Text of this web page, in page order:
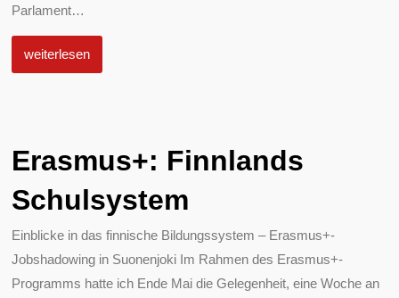
Parlament…
weiterlesen
Erasmus+: Finnlands
Schulsystem
Einblicke in das finnische Bildungssystem – Erasmus+-
Jobshadowing in Suonenjoki Im Rahmen des Erasmus+-
Programms hatte ich Ende Mai die Gelegenheit, eine Woche an